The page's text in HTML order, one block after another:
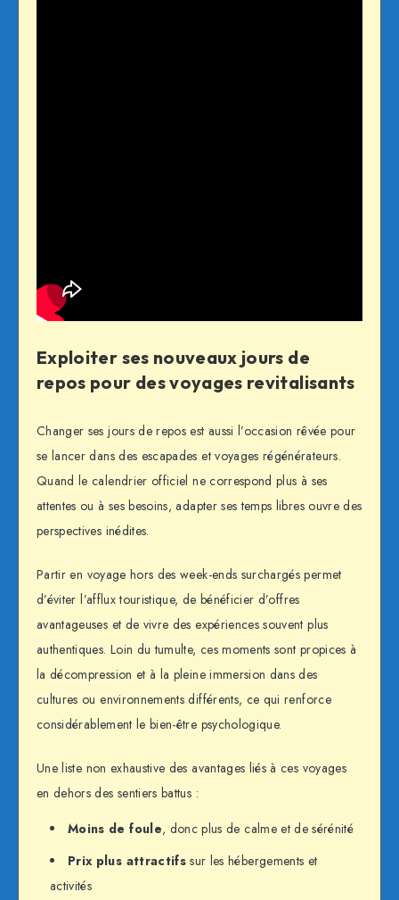
Exploiter ses nouveaux jours de
repos pour des voyages revitalisants
Changer ses jours de repos est aussi l’occasion rêvée pour
se lancer dans des escapades et voyages régénérateurs.
Quand le calendrier officiel ne correspond plus à ses
attentes ou à ses besoins, adapter ses temps libres ouvre des
perspectives inédites.
Partir en voyage hors des week-ends surchargés permet
d’éviter l’afflux touristique, de bénéficier d’offres
avantageuses et de vivre des expériences souvent plus
authentiques. Loin du tumulte, ces moments sont propices à
la décompression et à la pleine immersion dans des
cultures ou environnements différents, ce qui renforce
considérablement le bien-être psychologique.
Une liste non exhaustive des avantages liés à ces voyages
en dehors des sentiers battus :
Moins de foule, donc plus de calme et de sérénité
Prix plus attractifs sur les hébergements et
activités